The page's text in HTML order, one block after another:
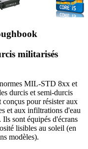
militarisés
MIL-STD 8xx et
durcis et semi-durcis
pour résister aux
et aux infiltrations d'eau
Ils sont équipés d'écrans
lisibles au soleil (en
modèles).